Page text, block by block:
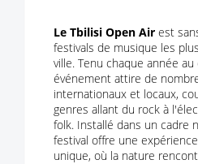
Le Tbilisi Open Air est
festivals de musique les
ville. Tenu chaque année
événement attire de
internationaux et locaux,
genres allant du rock à
folk. Installé dans un cadre
festival offre une
unique, où la nature